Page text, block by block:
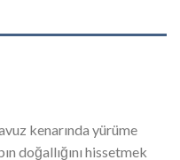
kenarında yürüme
doğallığını hissetmek